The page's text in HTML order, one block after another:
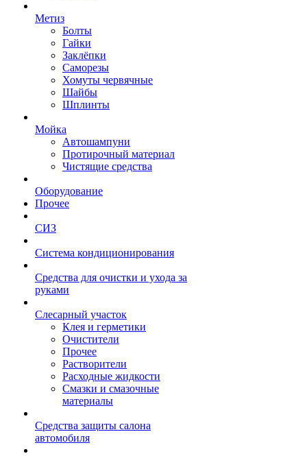
Метиз
Болты
Гайки
Заклёпки
Саморезы
Хомуты червячные
Шайбы
Шплинты
Мойка
Автошампуни
Протирочный материал
Чистящие средства
Оборудование
Прочее
СИЗ
Система кондиционирования
Средства для очистки и ухода за
руками
Слесарный участок
Клея и герметики
Очистители
Прочее
Растворители
Расходные жидкости
Смазки и смазочные
материалы
Средства защиты салона
автомобиля